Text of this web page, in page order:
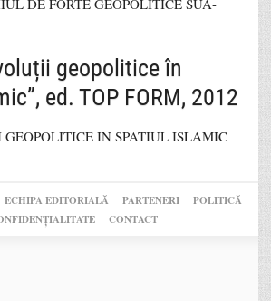
geopolitice în
ed. TOP FORM, 2012
ECHIPA EDITORIALĂ PARTENERI
POLITICĂ
CONTACT